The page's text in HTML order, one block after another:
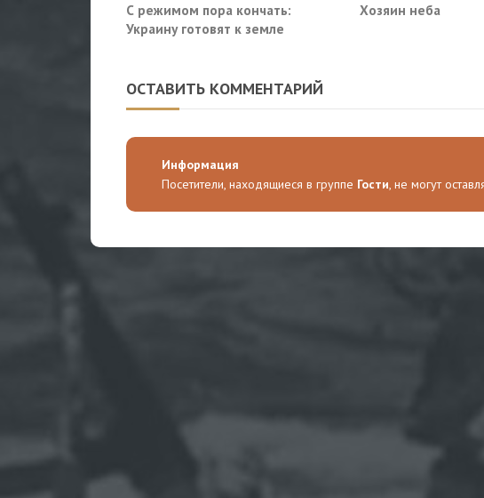
С режимом пора кончать:
Украину готовят к земле
Хозяин неба
ОСТАВИТЬ КОММЕНТАРИЙ
Информация
Посетители, находящиеся в группе Гости, не могут